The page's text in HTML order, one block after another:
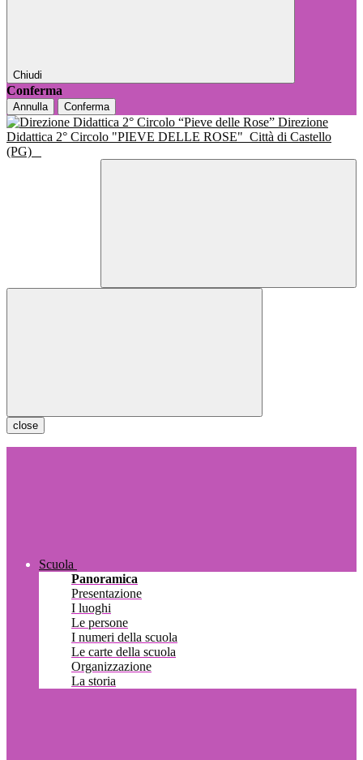
Chiudi
Conferma
Annulla Conferma
Direzione
Didattica 2° Circolo "PIEVE DELLE ROSE" Città di Castello
(PG)
close
Scuola
Panoramica
Presentazione
I luoghi
Le persone
I numeri della scuola
Le carte della scuola
Organizzazione
La storia